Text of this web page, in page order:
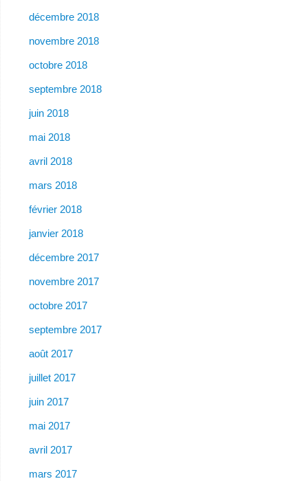
décembre 2018
novembre 2018
octobre 2018
septembre 2018
juin 2018
mai 2018
avril 2018
mars 2018
février 2018
janvier 2018
décembre 2017
novembre 2017
octobre 2017
septembre 2017
août 2017
juillet 2017
juin 2017
mai 2017
avril 2017
mars 2017